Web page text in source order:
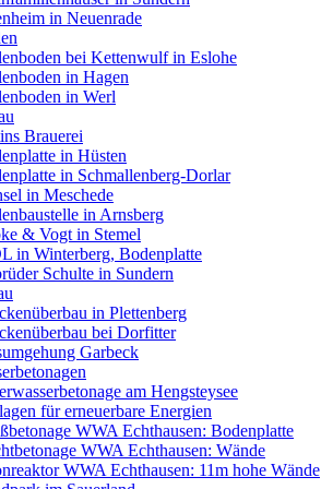
in Neuenrade
bei Kettenwulf in Eslohe
in Hagen
in Werl
Brauerei
in Hüsten
in Schmallenberg-Dorlar
in Meschede
in Arnsberg
& Vogt in Stemel
in Winterberg, Bodenplatte
Schulte in Sundern
in Plettenberg
bei Dorfitter
Garbeck
am Hengsteysee
für erneuerbare Energien
WWA Echthausen: Bodenplatte
WWA Echthausen: Wände
WWA Echthausen: 11m hohe Wände